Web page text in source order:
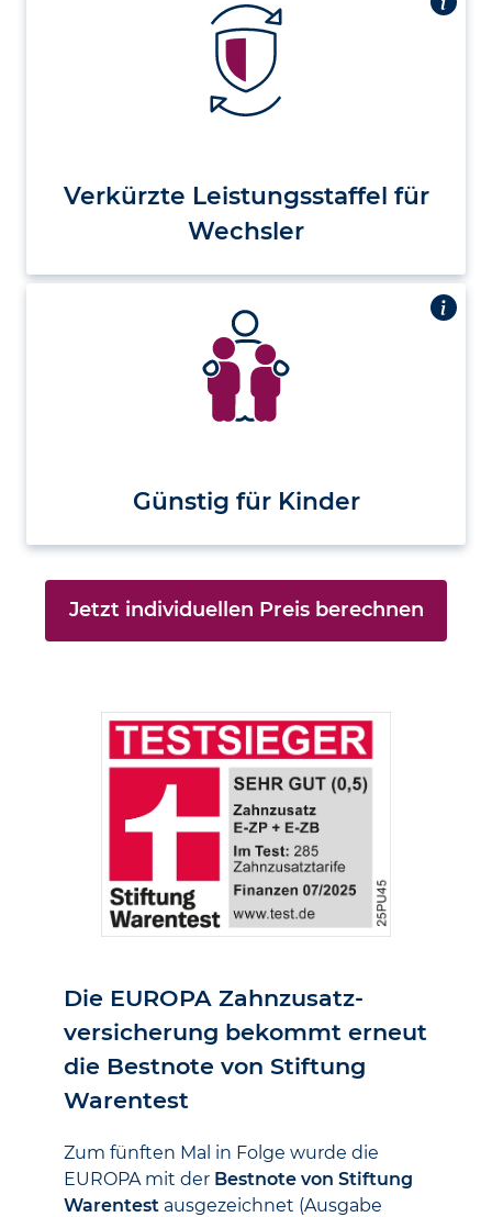
Verkürzte Leistungs­staffel für
Wechsler
Günstig für Kinder
Jetzt individuellen Preis berechnen
Die EUROPA Zahn­zusatz­
versicherung bekommt erneut
die Best­note von Stiftung
Warentest
Zum fünften Mal in Folge wurde die
EUROPA mit der Bestnote von Stiftung
Warentest ausgezeichnet (Ausgabe